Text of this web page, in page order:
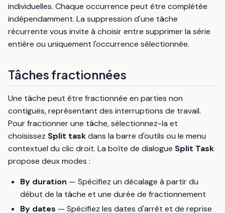
individuelles. Chaque occurrence peut être complétée
indépendamment. La suppression d'une tâche
récurrente vous invite à choisir entre supprimer la série
entière ou uniquement l'occurrence sélectionnée.
Tâches fractionnées
Une tâche peut être fractionnée en parties non
contiguës, représentant des interruptions de travail.
Pour fractionner une tâche, sélectionnez-la et
choisissez Split taskdans la barre d'outils ou le menu
contextuel du clic droit. La boîte de dialogue Split Task
propose deux modes :
By duration — Spécifiez un décalage à partir du
début de la tâche et une durée de fractionnement
By dates — Spécifiez les dates d'arrêt et de reprise